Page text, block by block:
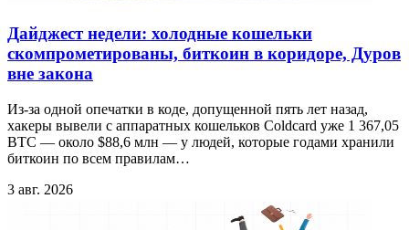
Дайджест недели: холодные кошельки
скомпрометированы, биткоин в коридоре, Дуров
вне закона
Из-за одной опечатки в коде, допущенной пять лет назад,
хакеры вывели с аппаратных кошельков Coldcard уже 1 367,05
BTC — около $88,6 млн — у людей, которые годами хранили
биткоин по всем правилам…
3 авг. 2026